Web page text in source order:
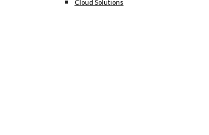
Cloud Solutions